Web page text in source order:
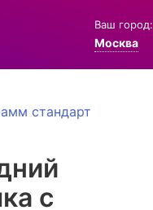
Ваш город:
Москва
стандарт
с